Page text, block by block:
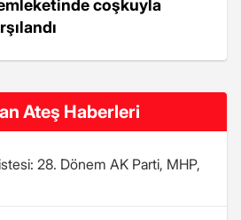
coşkuyla
Ateş Haberleri
28. Dönem AK Parti, MHP,